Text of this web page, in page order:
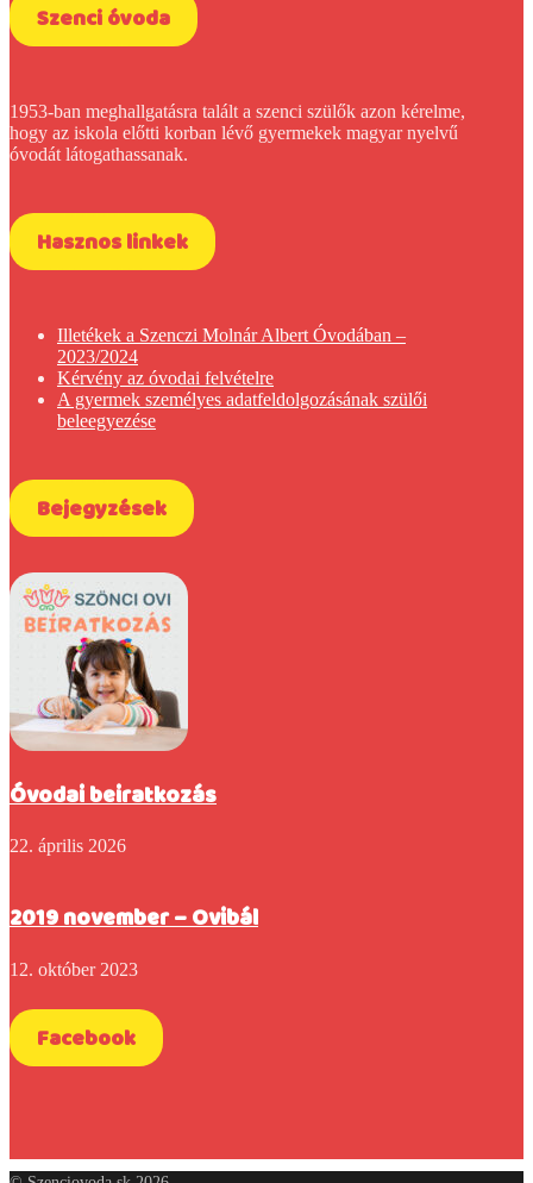
Szenci óvoda
1953-ban meghallgatásra talált a szenci szülők azon kérelme,
hogy az iskola előtti korban lévő gyermekek magyar nyelvű
óvodát látogathassanak.
Hasznos linkek
Illetékek a Szenczi Molnár Albert Óvodában –
2023/2024
Kérvény az óvodai felvételre
A gyermek személyes adatfeldolgozásának szülői
beleegyezése
Bejegyzések
Óvodai beiratkozás
22. április 2026
2019 november – Ovibál
12. október 2023
Facebook